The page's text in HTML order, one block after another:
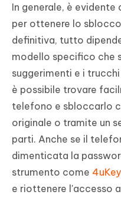
In generale, è
per ottenere lo
definitiva, tutto
modello specifico che
suggerimenti e i
è possibile trovare
telefono e sbloccarlo
originale o tramite un
parti. Anche se il
dimenticata la
strumento come
e riottenere l'accesso